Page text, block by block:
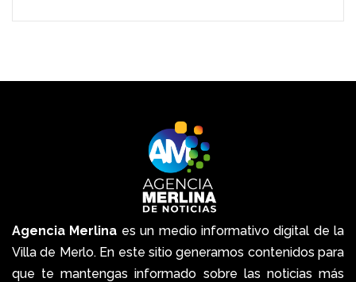
Agencia Merlina es un medio informativo digital de la
Villa de Merlo. En este sitio generamos contenidos para
que te mantengas informado sobre las noticias más